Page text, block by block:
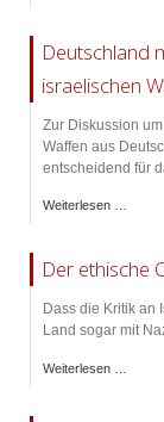
Deutschland
israelischen
Zur Diskussion
Waffen aus
entscheidend für
Weiterlesen …
Der ethische
Dass die Kritik an
Land sogar mit
Weiterlesen …